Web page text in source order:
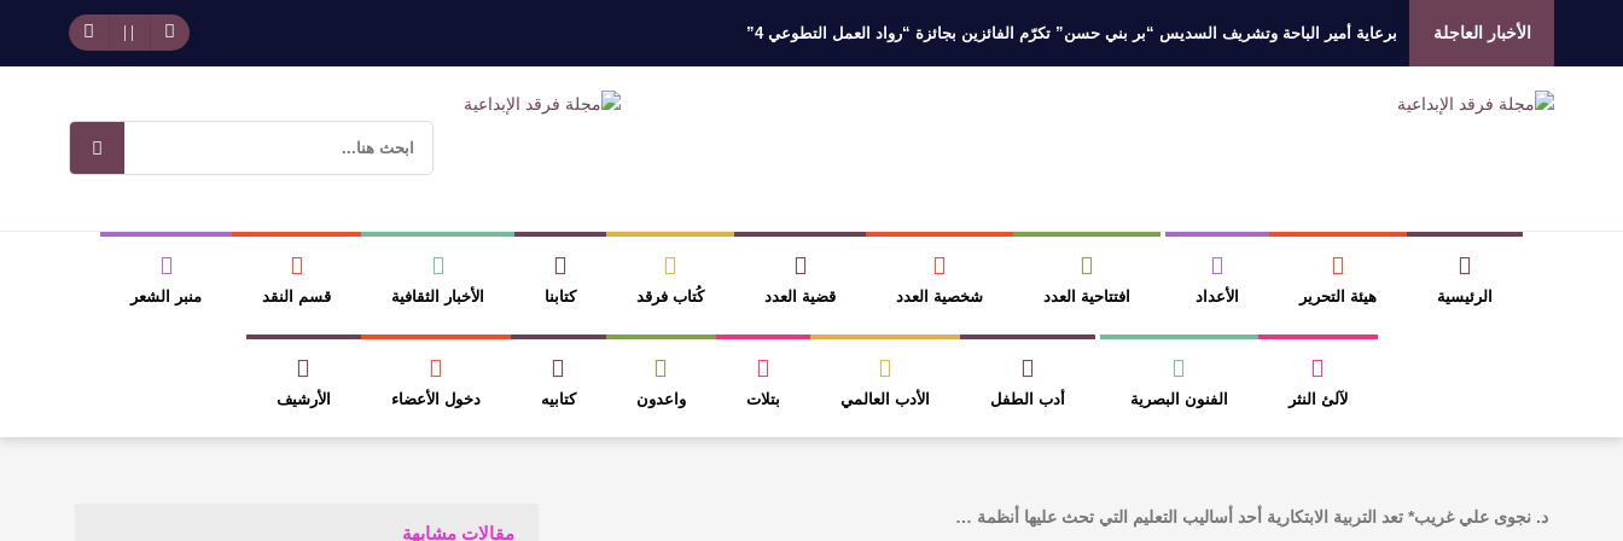
الأخبار العاجلة برعاية أمير الباحة وتشريف السديس “بر بني حسن” تكرّم الفائزين بجائزة “رواد العمل التطوعي 4”
مهرجان الأطاولة التراثي يجمع الشاعر عبدالواحد بجمهوره
​ اللون الأحمر وشاح سردية الأدب وسر رمزية النصوص آليات البناء الاستهلالي في رواية : ( على كف رتويت ) للدكتورة زينب الخضيري
الرئيسية هيئة التحرير الأعداد افتتاحية العدد شخصية العدد قضية العدد كُتاب فرقد كتابنا الأخبار الثقافية قسم النقد منبر الشعر
لآلئ النثر الفنون البصرية أدب الطفل الأدب العالمي بتلات واعدون كتابيه دخول الأعضاء الأرشيف
مقالات مشابهة
د. نجوى علي غريب* تعد التربية الابتكارية أحد أساليب التعليم التي تحث عليها أنظمة …